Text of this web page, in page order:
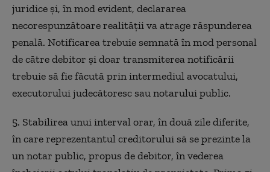
juridice și, în mod evident, declararea
necorespunzătoare realității va atrage răspunderea
penală. Notificarea trebuie semnată în mod personal
de către debitor și doar transmiterea notificării
trebuie să fie făcută prin intermediul avocatului,
executorului judecătoresc sau notarului public.
5. Stabilirea unui interval orar, în două zile diferite,
în care reprezentantul creditorului să se prezinte la
un notar public, propus de debitor, în vederea